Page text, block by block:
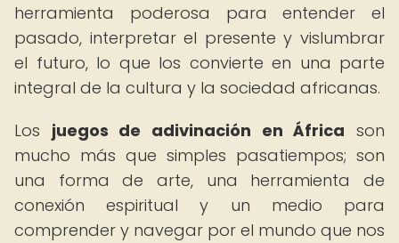
herramienta poderosa para entender el
pasado, interpretar el presente y vislumbrar
el futuro, lo que los convierte en una parte
integral de la cultura y la sociedad africanas.
Los juegos de adivinación en África son
mucho más que simples pasatiempos; son
una forma de arte, una herramienta de
conexión espiritual y un medio para
comprender y navegar por el mundo que nos